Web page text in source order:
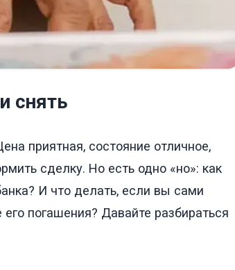
снять
приятная, состояние отличное,
сделку. Но есть одно «но»: как
И что делать, если вы сами
погашения? Давайте разбираться